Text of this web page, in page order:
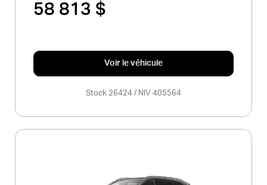
58 813 $
Voir le véhicule
Stock 26424 / NIV 405564